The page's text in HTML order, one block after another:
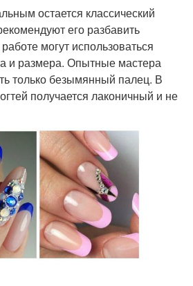
остается классический
его разбавить
могут использоваться
и размера. Опытные мастера
только безымянный палец. В
получается лаконичный и не